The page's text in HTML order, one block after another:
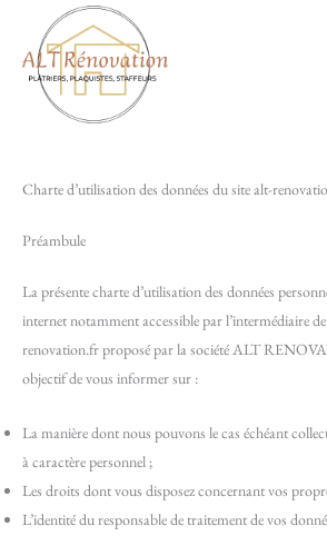
contenu
Charte d’utilisation des données du site alt-
Préambule
La présente charte d’utilisation des données
internet notamment accessible par l’intermédiaire
renovation.fr proposé par la société ALT
objectif de vous informer sur :
La manière dont nous pouvons le cas échéant
à caractère personnel ;
Les droits dont vous disposez concernant vos
L’identité du responsable de traitement de vos